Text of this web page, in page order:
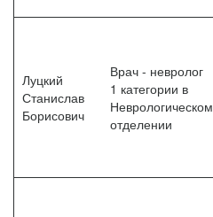
Луцкий
Станислав
Борисович
Врач - невролог
1 категории в
Неврологическом
отделении